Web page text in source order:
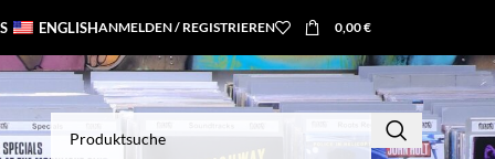
ENGLISHANMELDEN / REGISTRIEREN 0,00€